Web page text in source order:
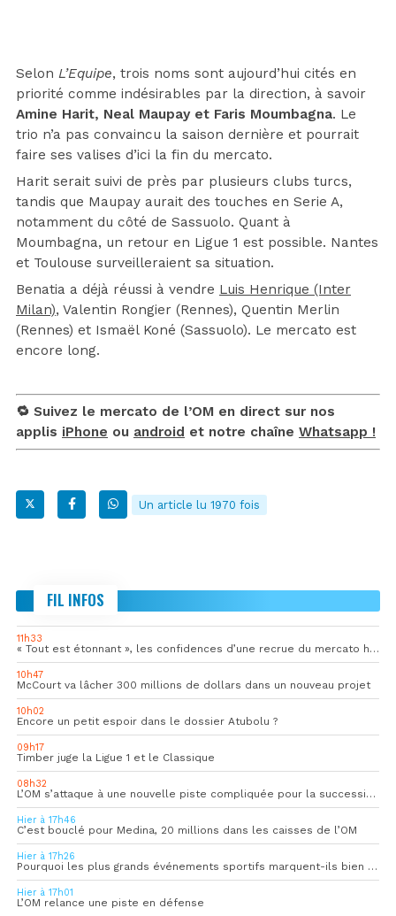
Selon L’Equipe, trois noms sont aujourd’hui cités en
priorité comme indésirables par la direction, à savoir
Amine Harit, Neal Maupay et Faris Moumbagna. Le
trio n’a pas convaincu la saison dernière et pourrait
faire ses valises d’ici la fin du mercato.
Harit serait suivi de près par plusieurs clubs turcs,
tandis que Maupay aurait des touches en Serie A,
notamment du côté de Sassuolo. Quant à
Moumbagna, un retour en Ligue 1 est possible. Nantes
et Toulouse surveilleraient sa situation.
Benatia a déjà réussi à vendre Luis Henrique (Inter
Milan), Valentin Rongier (Rennes), Quentin Merlin
(Rennes) et Ismaël Koné (Sassuolo). Le mercato est
encore long.
🔁 Suivez le mercato de l’OM en direct sur nos
applis iPhone ou android et notre chaîne Whatsapp !
Un article lu 1970 fois
FIL INFOS
11h33
« Tout est étonnant », les confidences d’une recrue du mercato hivernal de l’OM
10h47
McCourt va lâcher 300 millions de dollars dans un nouveau projet
10h02
Encore un petit espoir dans le dossier Atubolu ?
09h17
Timber juge la Ligue 1 et le Classique
08h32
L’OM s’attaque à une nouvelle piste compliquée pour la succession de Rulli
Hier à 17h46
C’est bouclé pour Medina, 20 millions dans les caisses de l’OM
Hier à 17h26
Pourquoi les plus grands événements sportifs marquent-ils bien au-delà du score final ?
Hier à 17h01
L’OM relance une piste en défense